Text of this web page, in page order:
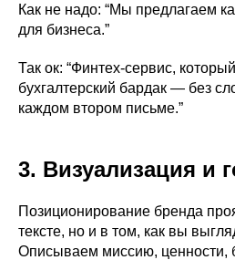
Как не надо: “Мы предлагаем
для бизнеса.”
Так ок: “Финтех-сервис,
бухгалтерский бардак — без
каждом втором письме.”
3. Визуализация и
Позиционирование бренда
тексте, но и в том, как вы
Описываем миссию, ценности,